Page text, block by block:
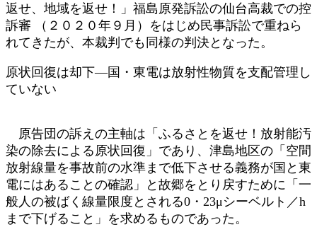
返せ、地域を返せ！」福島原発訴訟の仙台高裁での控
訴審 （２０２０年９月）をはじめ民事訴訟で重ねら
れてきたが、本裁判でも同様の判決となった。
原状回復は却下―国・東電は放射性物質を支配管理し
ていない
原告団の訴えの主軸は「ふるさとを返せ！放射能汚
染の除去による原状回復」であり、津島地区の「空間
放射線量を事故前の水準まで低下させる義務が国と東
電にはあることの確認」と故郷をとり戻すために「一
般人の被ばく線量限度とされる0・23μシーベルト／h
まで下げること」を求めるものであった。